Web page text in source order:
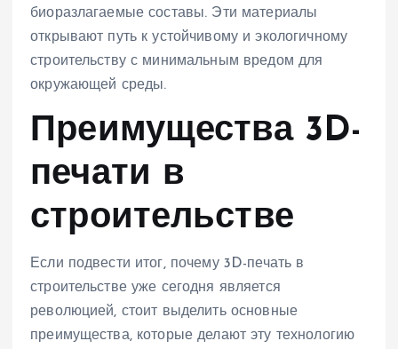
биоразлагаемые составы. Эти материалы
открывают путь к устойчивому и экологичному
строительству с минимальным вредом для
окружающей среды.
Преимущества 3D-
печати в
строительстве
Если подвести итог, почему 3D-печать в
строительстве уже сегодня является
революцией, стоит выделить основные
преимущества, которые делают эту технологию